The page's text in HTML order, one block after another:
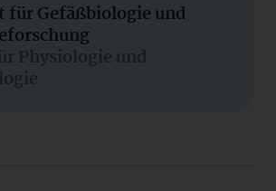
Gefäßbiologie und
Physiologie und